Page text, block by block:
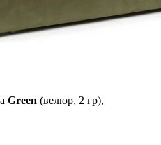
Green (велюр, 2 гр),